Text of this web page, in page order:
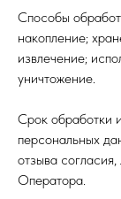
Способы
накопление;
извлечение;
уничтожение.
Срок обработки
персональных
отзыва
Оператора.